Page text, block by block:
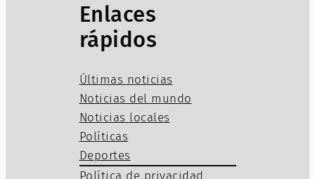
Enlaces
rápidos
Últimas noticias
Noticias del mundo
Noticias locales
Políticas
Deportes